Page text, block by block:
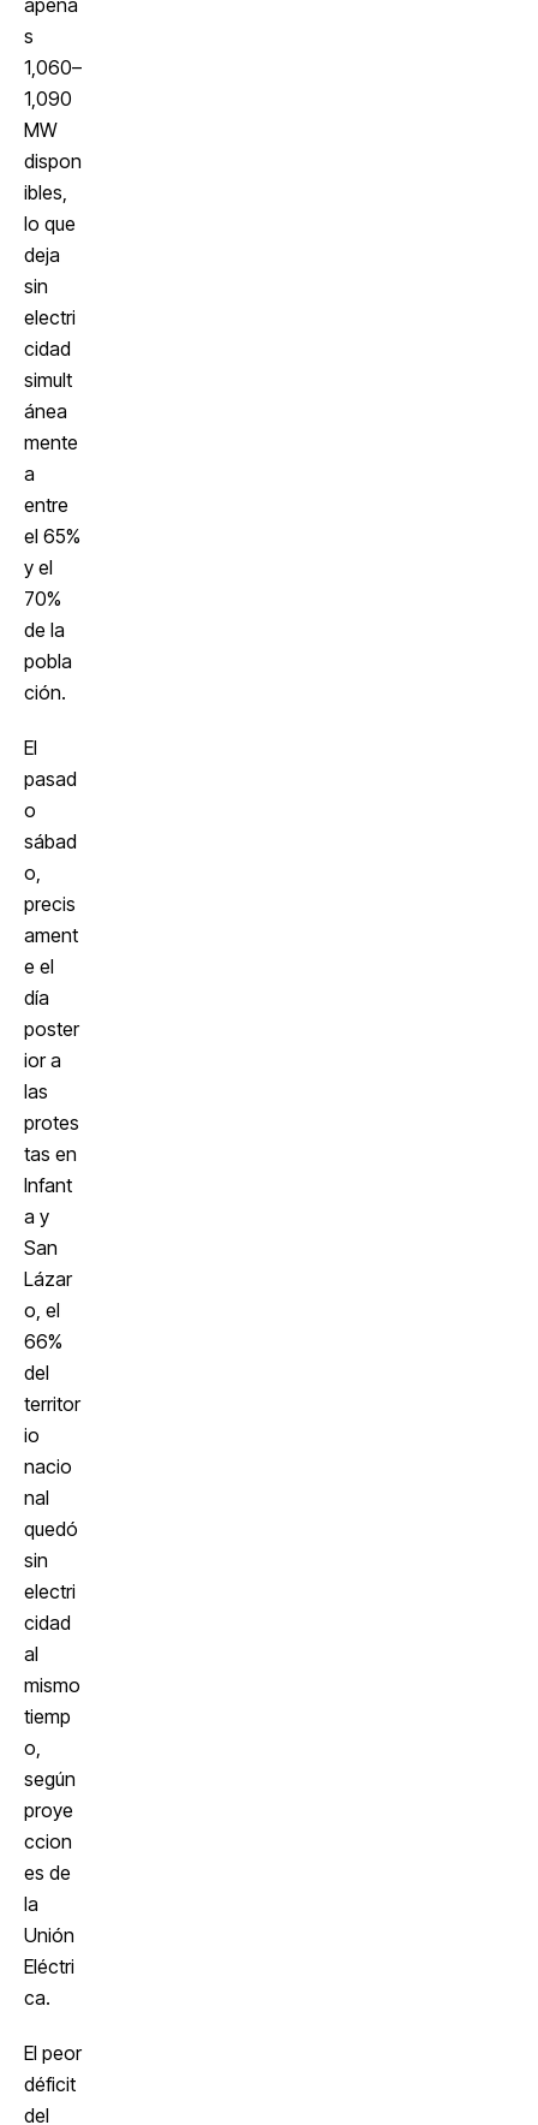
apena
s
1,060–
1,090
MW
dispon
ibles,
lo que
deja
sin
electri
cidad
simult
ánea
mente
a
entre
el 65%
y el
70%
de la
pobla
ción.
El
pasad
o
sábad
o,
precis
ament
e el
día
poster
ior a
las
protes
tas en
Infant
a y
San
Lázar
o, el
66%
del
territor
io
nacio
nal
quedó
sin
electri
cidad
al
mismo
tiemp
o,
según
proye
ccion
es de
la
Unión
Eléctri
ca.
El peor
déficit
del